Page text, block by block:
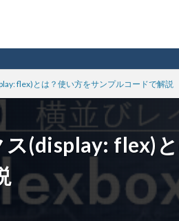
flex)とは？使い方をサンプルコードで解説
ス(display: flex)